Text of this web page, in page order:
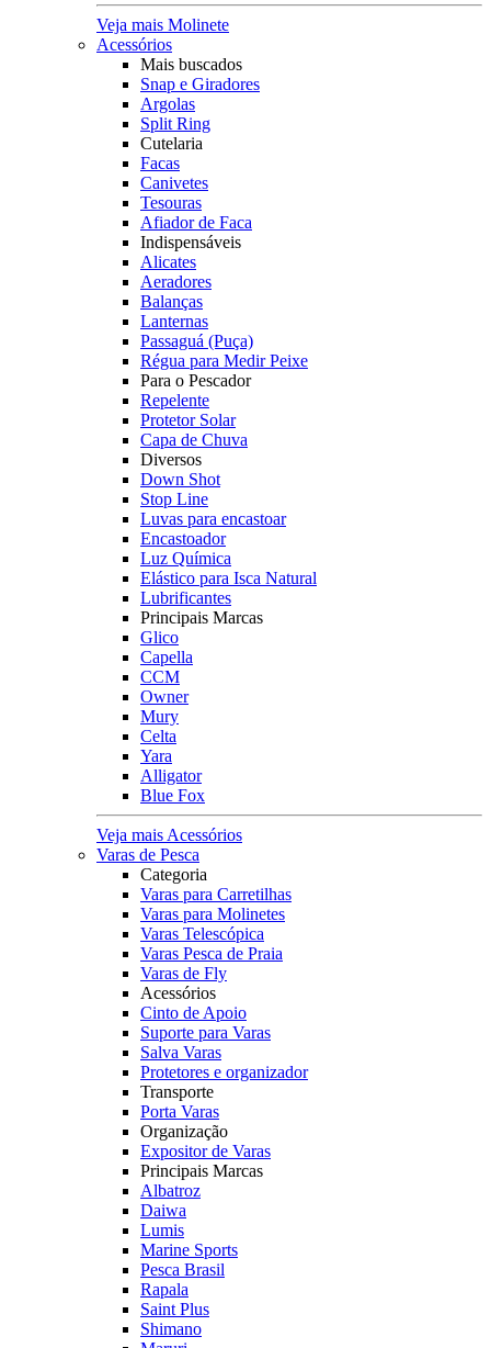
Veja mais Molinete
Acessórios
Mais buscados
Snap e Giradores
Argolas
Split Ring
Cutelaria
Facas
Canivetes
Tesouras
Afiador de Faca
Indispensáveis
Alicates
Aeradores
Balanças
Lanternas
Passaguá (Puça)
Régua para Medir Peixe
Para o Pescador
Repelente
Protetor Solar
Capa de Chuva
Diversos
Down Shot
Stop Line
Luvas para encastoar
Encastoador
Luz Química
Elástico para Isca Natural
Lubrificantes
Principais Marcas
Glico
Capella
CCM
Owner
Mury
Celta
Yara
Alligator
Blue Fox
Veja mais Acessórios
Varas de Pesca
Categoria
Varas para Carretilhas
Varas para Molinetes
Varas Telescópica
Varas Pesca de Praia
Varas de Fly
Acessórios
Cinto de Apoio
Suporte para Varas
Salva Varas
Protetores e organizador
Transporte
Porta Varas
Organização
Expositor de Varas
Principais Marcas
Albatroz
Daiwa
Lumis
Marine Sports
Pesca Brasil
Rapala
Saint Plus
Shimano